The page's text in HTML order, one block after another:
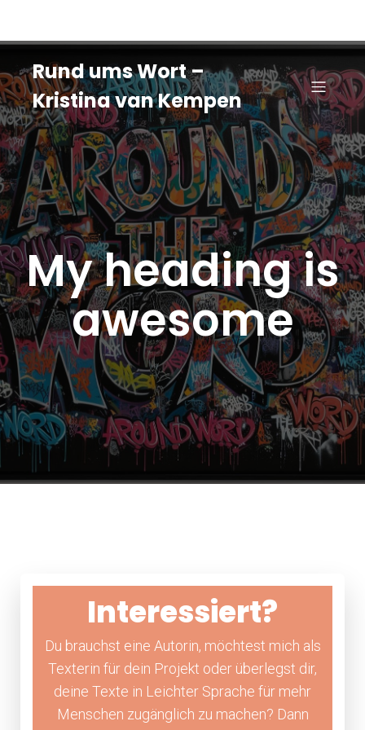
Rund ums Wort –
Kristina van Kempen
My heading is
awesome
Interessiert?
Du brauchst eine Autorin, möchtest mich als
Texterin für dein Projekt oder überlegst dir,
deine Texte in Leichter Sprache für mehr
Menschen zugänglich zu machen? Dann